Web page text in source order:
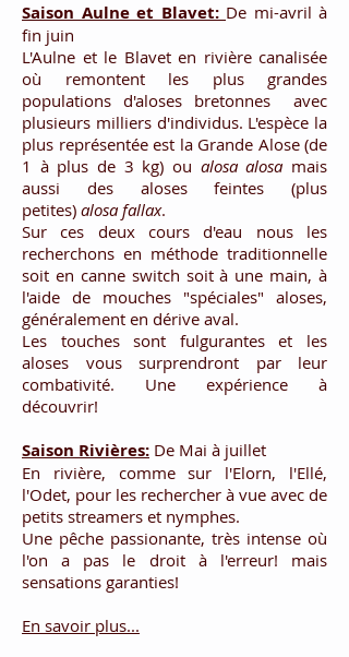
Saison Aulne et Blavet: De mi-avril à
fin juin
L'Aulne et le Blavet en rivière canalisée
où remontent les plus grandes
populations d'aloses bretonnes avec
plusieurs milliers d'individus. L'espèce la
plus représentée est la Grande Alose (de
1 à plus de 3 kg) ou alosa alosamais
aussi des aloses feintes (plus
petites) alosa fallax.
Sur ces deux cours d'eau nous les
recherchons en méthode traditionnelle
soit en canne switch soit à une main, à
l'aide de mouches "spéciales" aloses,
généralement en dérive aval.
Les touches sont fulgurantes et les
aloses vous surprendront par leur
combativité. Une expérience à
découvrir!
Saison Rivières: De Mai à juillet
En rivière, comme sur l'Elorn, l'Ellé,
l'Odet, pour les rechercher à vue avec de
petits streamers et nymphes.
Une pêche passionante, très intense où
l'on a pas le droit à l'erreur! mais
sensations garanties!
En savoir plus...